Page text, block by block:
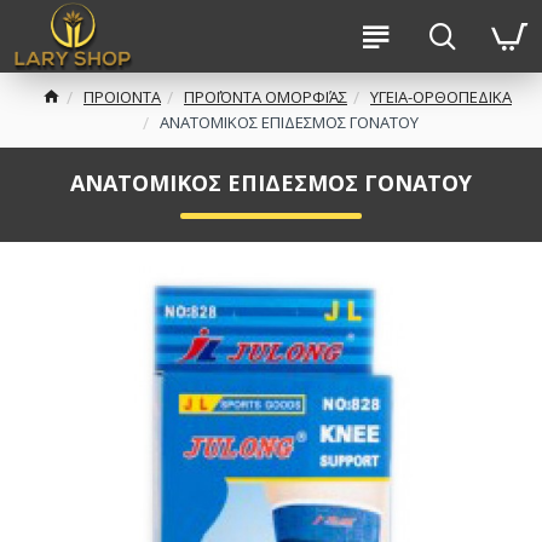
ΠΡΟΙΟΝΤΑ ΠΡΟΪΌΝΤΑ ΟΜΟΡΦΙΆΣ
ΥΓΕΙΑ-ΟΡΘΟΠΕΔΙΚΑ
ΑΝΑΤΟΜΙΚΟΣ ΕΠΙΔΕΣΜΟΣ ΓΟΝΑΤΟΥ
ΑΝΑΤΟΜΙΚΟΣ ΕΠΙΔΕΣΜΟΣ ΓΟΝΑΤΟΥ